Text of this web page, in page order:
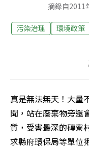
摘錄自2011
污染治理 環境政策
真是無法無天！大量
聞，站在廢棄物旁還
質，受害最深的磚寮
求縣府環保局等單位